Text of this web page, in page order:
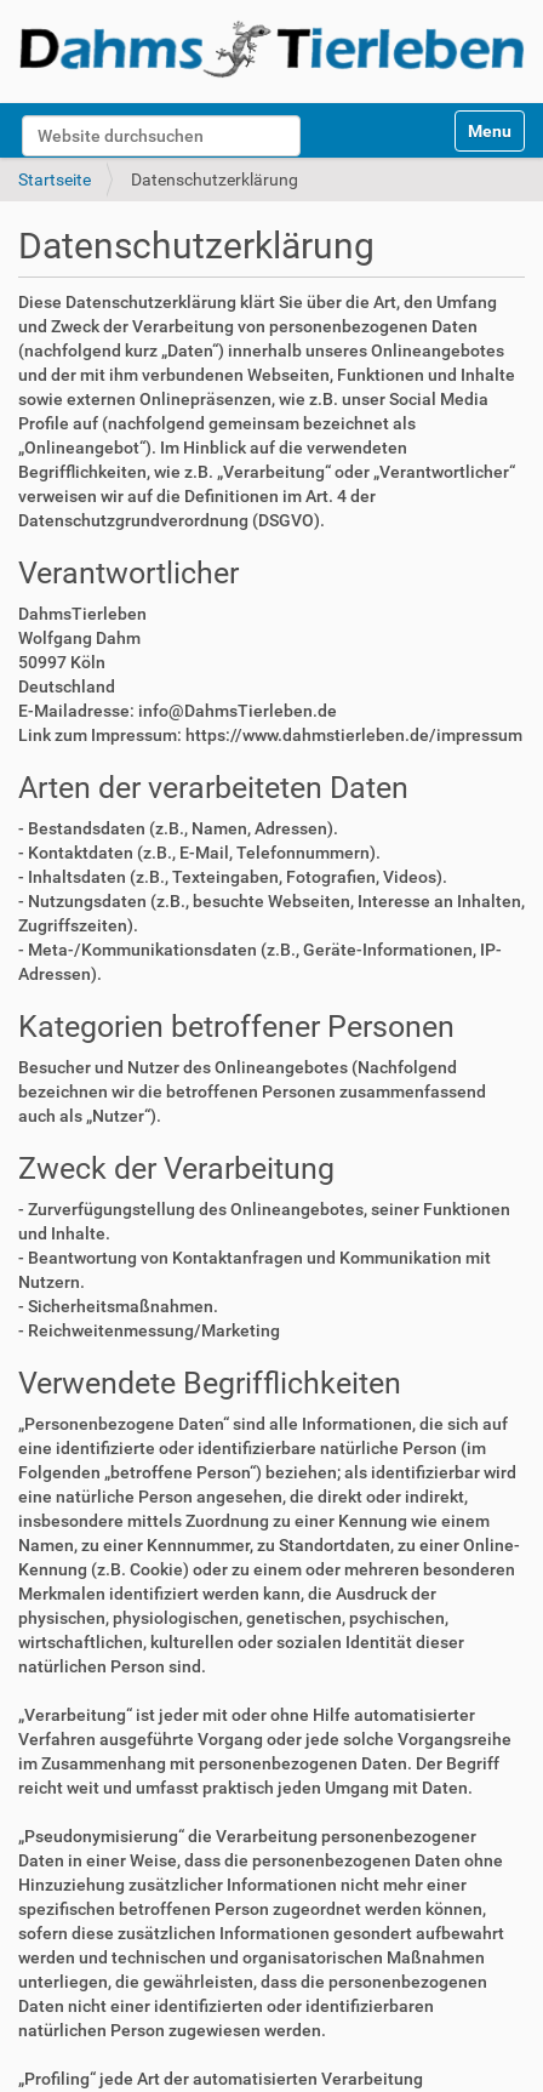
Website durchsuchen
k
Toggle
Startseite Datenschutzerklärung
Datenschutzerklärung
Diese Datenschutzerklärung klärt Sie über die Art, den Umfang
und Zweck der Verarbeitung von personenbezogenen Daten
(nachfolgend kurz „Daten“) innerhalb unseres Onlineangebotes
und der mit ihm verbundenen Webseiten, Funktionen und Inhalte
sowie externen Onlinepräsenzen, wie z.B. unser Social Media
Profile auf (nachfolgend gemeinsam bezeichnet als
„Onlineangebot“). Im Hinblick auf die verwendeten
Begrifflichkeiten, wie z.B. „Verarbeitung“ oder „Verantwortlicher“
verweisen wir auf die Definitionen im Art. 4 der
Datenschutzgrundverordnung (DSGVO).
Verantwortlicher
DahmsTierleben
Wolfgang Dahm
50997 Köln
Deutschland
E-Mailadresse: info@DahmsTierleben.de
Link zum Impressum: https://www.dahmstierleben.de/impressum
Arten der verarbeiteten Daten
- Bestandsdaten (z.B., Namen, Adressen).
- Kontaktdaten (z.B., E-Mail, Telefonnummern).
- Inhaltsdaten (z.B., Texteingaben, Fotografien, Videos).
- Nutzungsdaten (z.B., besuchte Webseiten, Interesse an Inhalten,
Zugriffszeiten).
- Meta-/Kommunikationsdaten (z.B., Geräte-Informationen, IP-
Adressen).
Kategorien betroffener Personen
Besucher und Nutzer des Onlineangebotes (Nachfolgend
bezeichnen wir die betroffenen Personen zusammenfassend
auch als „Nutzer“).
Zweck der Verarbeitung
- Zurverfügungstellung des Onlineangebotes, seiner Funktionen
und Inhalte.
- Beantwortung von Kontaktanfragen und Kommunikation mit
Nutzern.
- Sicherheitsmaßnahmen.
- Reichweitenmessung/Marketing
Verwendete Begrifflichkeiten
„Personenbezogene Daten“ sind alle Informationen, die sich auf
eine identifizierte oder identifizierbare natürliche Person (im
Folgenden „betroffene Person“) beziehen; als identifizierbar wird
eine natürliche Person angesehen, die direkt oder indirekt,
insbesondere mittels Zuordnung zu einer Kennung wie einem
Namen, zu einer Kennnummer, zu Standortdaten, zu einer Online-
Kennung (z.B. Cookie) oder zu einem oder mehreren besonderen
Merkmalen identifiziert werden kann, die Ausdruck der
physischen, physiologischen, genetischen, psychischen,
wirtschaftlichen, kulturellen oder sozialen Identität dieser
natürlichen Person sind.
„Verarbeitung“ ist jeder mit oder ohne Hilfe automatisierter
Verfahren ausgeführte Vorgang oder jede solche Vorgangsreihe
im Zusammenhang mit personenbezogenen Daten. Der Begriff
reicht weit und umfasst praktisch jeden Umgang mit Daten.
„Pseudonymisierung“ die Verarbeitung personenbezogener
Daten in einer Weise, dass die personenbezogenen Daten ohne
Hinzuziehung zusätzlicher Informationen nicht mehr einer
spezifischen betroffenen Person zugeordnet werden können,
sofern diese zusätzlichen Informationen gesondert aufbewahrt
werden und technischen und organisatorischen Maßnahmen
unterliegen, die gewährleisten, dass die personenbezogenen
Daten nicht einer identifizierten oder identifizierbaren
natürlichen Person zugewiesen werden.
„Profiling“ jede Art der automatisierten Verarbeitung